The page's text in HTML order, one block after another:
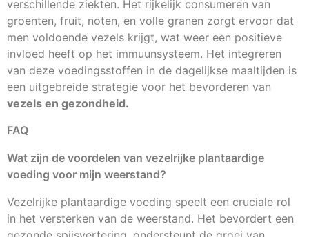
verschillende ziekten. Het rijkelijk consumeren van
groenten, fruit, noten, en volle granen zorgt ervoor dat
men voldoende vezels krijgt, wat weer een positieve
invloed heeft op het immuunsysteem. Het integreren
van deze voedingsstoffen in de dagelijkse maaltijden is
een uitgebreide strategie voor het bevorderen van
vezels en gezondheid.
FAQ
Wat zijn de voordelen van vezelrijke plantaardige
voeding voor mijn weerstand?
Vezelrijke plantaardige voeding speelt een cruciale rol
in het versterken van de weerstand. Het bevordert een